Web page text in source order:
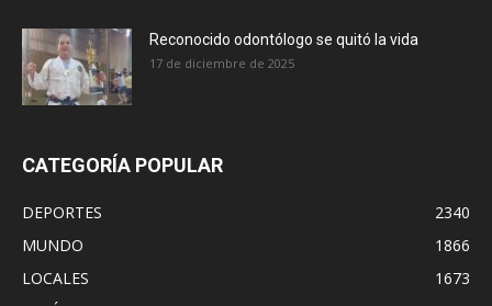
Reconocido odontólogo se quitó la vida
17 de diciembre de 2025
CATEGORÍA POPULAR
DEPORTES
2340
MUNDO
1866
LOCALES
1673